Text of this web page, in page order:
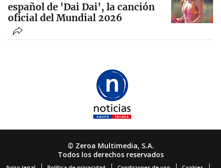
español de 'Dai Dai', la canción
oficial del Mundial 2026
© Zeroa Multimedia, S.A.
Todos los derechos reservados